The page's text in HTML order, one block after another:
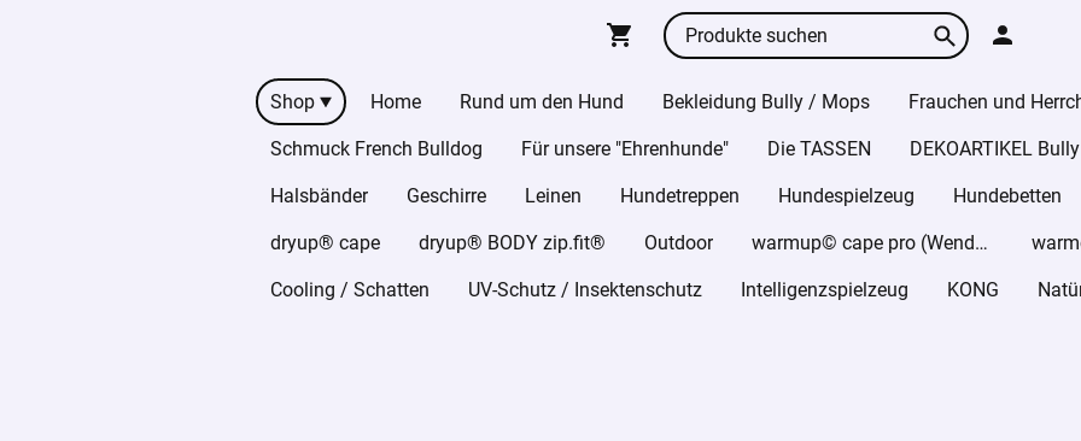
Shop Home Rund um den Hund Bekleidung Bully / Mops Frauchen und
Schmuck French Bulldog Für unsere "Ehrenhunde" Die TASSEN DEKOARTIKEL
Halsbänder Geschirre Leinen Hundetreppen Hundespielzeug Hundebetten
dryup® cape dryup® BODY zip.fit® Outdoor warmup© cape pro (Wende-Cape)
Cooling / Schatten UV-Schutz / Insektenschutz Intelligenzspielzeug KONG